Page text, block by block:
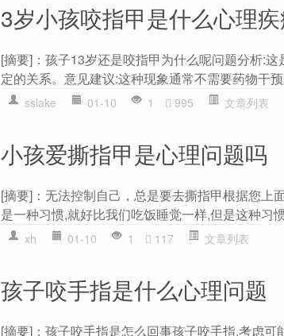
3岁小孩咬指甲是什么心理
[摘要]：孩子13岁还是咬指甲为什么呢问题分析:
定的关系。意见建议:这种现象通常不需要药物干
sslake 01-10 1 995 文章列表
小孩爱撕指甲是心理问题吗
[摘要]：无法控制自己，总是要去撕指甲根据您上
是一种习惯,就好比我们吃饭睡觉一样,但是这种习
xh 01-10 1 117 文章列表
孩子咬手指是什么心理问题
[摘要]：孩子咬手指是怎么回事孩子咬手指,考虑